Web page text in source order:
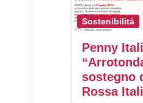
Sostenibilità
Penny
sostegno
Rossa